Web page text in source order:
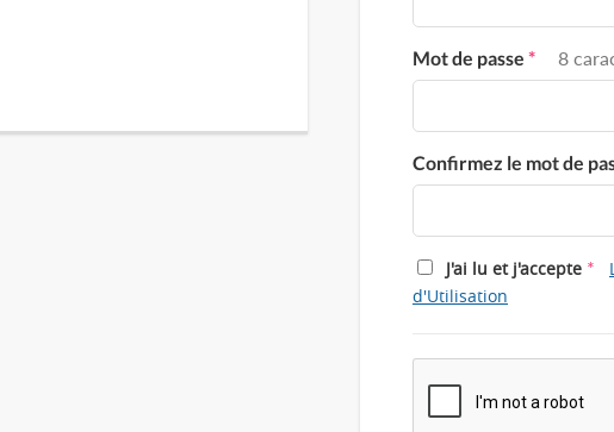
Mot de passe * 8
Confirmez le mot de
J'ai lu et j'accepte *
d'Utilisation